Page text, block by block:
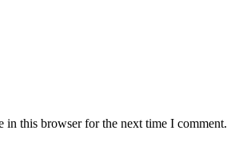
in this browser for the next time I comment.